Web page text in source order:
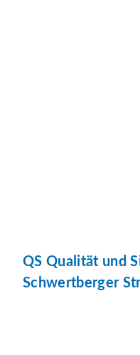
QS Qualität und
Schwertberger